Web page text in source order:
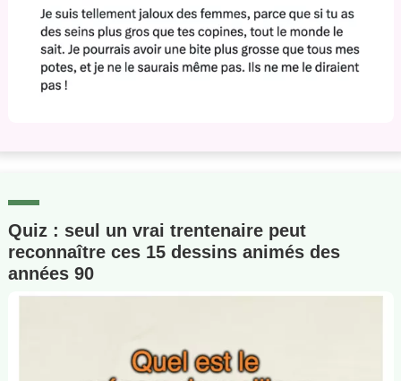
Quiz : seul un vrai trentenaire peut
reconnaître ces 15 dessins animés des
années 90